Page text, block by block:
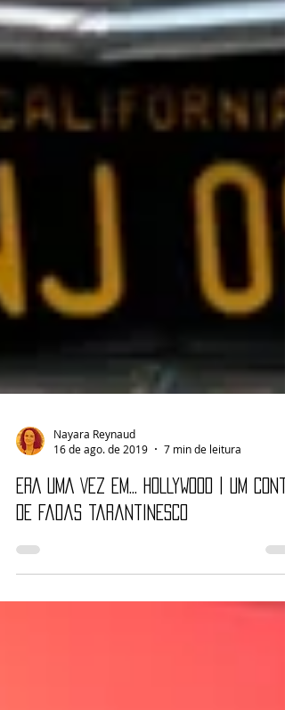
Nayara Reynaud
16 de ago. de 2019
7 min de leitura
ERA UMA VEZ EM... HOLLYWOOD | Um